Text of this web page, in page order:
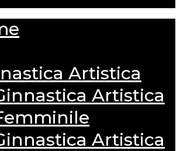
Artistica
Artistica
Artistica